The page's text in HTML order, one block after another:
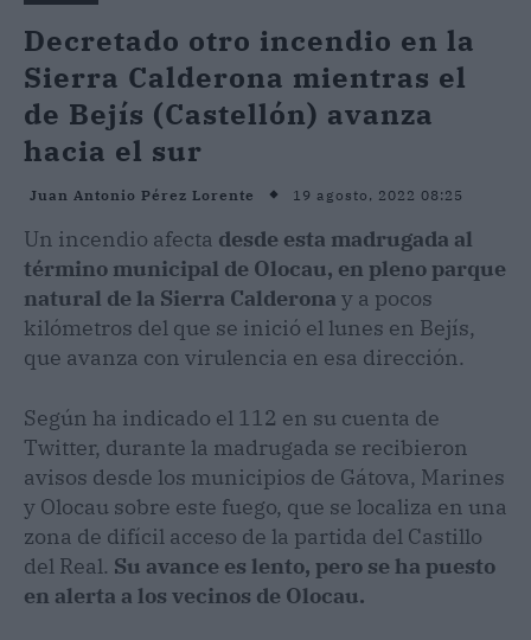
Decretado otro incendio en la
Sierra Calderona mientras el
de Bejís (Castellón) avanza
hacia el sur
Juan Antonio Pérez Lorente 19 agosto, 2022 08:25
Un incendio afecta desde esta madrugada al
término municipal de Olocau, en pleno parque
natural de la Sierra Calderona y a pocos
kilómetros del que se inició el lunes en Bejís,
que avanza con virulencia en esa dirección.
Según ha indicado el 112 en su cuenta de
Twitter, durante la madrugada se recibieron
avisos desde los municipios de Gátova, Marines
y Olocau sobre este fuego, que se localiza en una
zona de difícil acceso de la partida del Castillo
del Real. Su avance es lento, pero se ha puesto
en alerta a los vecinos de Olocau.